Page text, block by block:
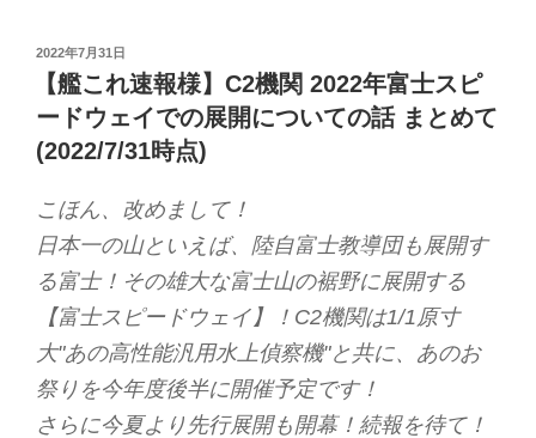
投
日:
2022年7月31日
【艦これ速報様】C2機関 2022年富士スピ
ードウェイでの展開についての話 まとめて
(2022/7/31時点)
こほん、改めまして！
日本一の山といえば、陸自富士教導団も展開す
る富士！その雄大な富士山の裾野に展開する
【富士スピードウェイ】！C2機関は1/1原寸
大"あの高性能汎用水上偵察機"と共に、あのお
祭りを今年度後半に開催予定です！
さらに今夏より先行展開も開幕！続報を待て！